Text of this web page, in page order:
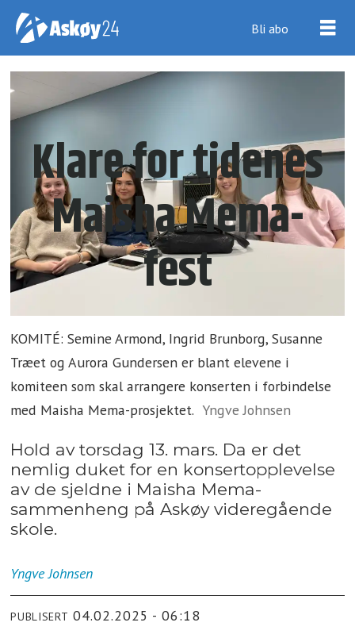
Bli abo
Klare for tidenes
Maisha Mema-
fest
KOMITÉ: Semine Armond, Ingrid Brunborg, Susanne
Træet og Aurora Gundersen er blant elevene i
komiteen som skal arrangere konserten i forbindelse
med Maisha Mema-prosjektet. Yngve Johnsen
Hold av torsdag 13. mars. Da er det
nemlig duket for en konsertopplevelse
av de sjeldne i Maisha Mema-
sammenheng på Askøy videregående
skole.
Yngve Johnsen
PUBLISERT 04.02.2025 - 06:18